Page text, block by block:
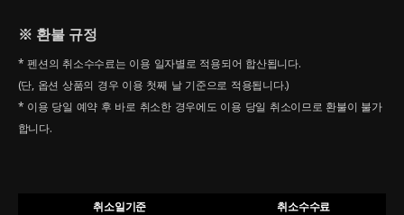
※ 환불 규정
* 펜션의 취소수수료는 이용 일자별로 적용되어 합산됩니다.
(단, 옵션 상품의 경우 이용 첫째 날 기준으로 적용됩니다.)
* 이용 당일 예약 후 바로 취소한 경우에도 이용 당일 취소이므로 환불이 불가
합니다.
취소일기준
취소수수료